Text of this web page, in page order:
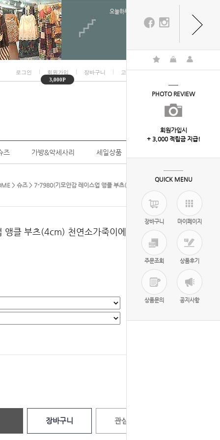
오늘하루 열지않음
로그인
회원가입
3,000P
장바구니 고객센터 ㅣ
즈 가방&악세사리 세일상품
> 슈즈> 7-7980(기모안감 레이스업 앵클 부츠(4cm) 천연소가죽이에요
클 부츠(4cm) 천연소가죽이에요
장바구니 관심상품
PHOTO REVIEW
회원가입시
+ 3,000 적립금 지급!
QUICK MENU
장바구니 마이페이지
주문조회 상품후기
상품문의 공지사항